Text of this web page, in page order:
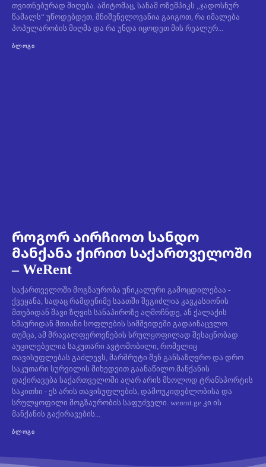
თვითნებურად მიღება. ამიტომაც, სანამ ოზემპიკს „ჯადოსნურ
წამალს“ უწოდებდეთ, მნიშვნელოვანია გაიგოთ, რა იმალება
პოპულარობის მიღმა და რა უნდა იცოდეთ მის რეალურ...
ᲑᲚᲝᲒᲘ
როგორ აირჩიოთ სანდო
მანქანა ქირით საქართველოში
– WeRent
საქართველოში მოგზაურობა უნიკალური გამოცდილებაა -
ქვეყანა, სადაც რამდენიმე საათში შეგიძლია კავკასიონის
მთებიდან შავი ზღვის სანაპიროზე აღმოჩნდე, ან ქალაქის
ხმაურიდან მთიანი სოფლების სიმშვიდეში გადაინაცვლო.
თუმცა, ამ მრავალფეროვნების სრულყოფილად შესაცნობად
აუცილებელია საკუთარი ავტომობილი, რომელიც
თავისუფლებას გაძლევს, მარშრუტი შენ განსაზღვრო და დრო
საკუთარი სურვილის მიხედვით გაანაწილო.მანქანის
დაქირავება საქართველოში აღარ არის მხოლოდ ტრანსპორტის
საკითხი - ეს არის თავისუფლების, დამოუკიდებლობისა და
სრულყოფილი მოგზაურობის საფუძველი. werent.ge კი ის
მანქანის გაქირავების...
ᲑᲚᲝᲒᲘ